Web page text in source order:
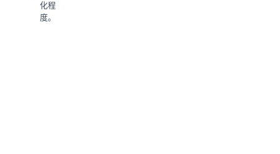
化程
度。